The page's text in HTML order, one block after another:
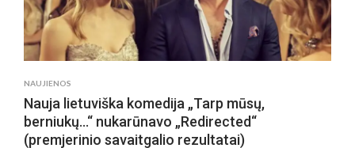
(INTERVIU,
VIDEO)
NAUJIENOS
Nauja lietuviška komedija „Tarp mūsų,
berniukų…“ nukarūnavo „Redirected“
(premjerinio savaitgalio rezultatai)